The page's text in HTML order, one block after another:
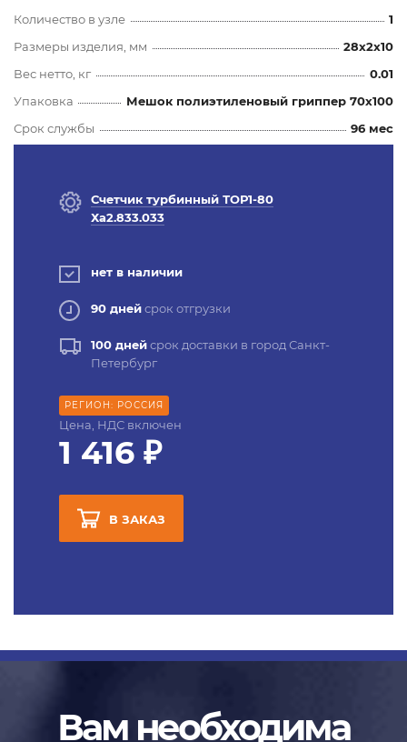
Количество в узле
1
Размеры изделия, мм
28x2x10
Вес нетто, кг
0.01
Упаковка
Мешок полиэтиленовый гриппер 70х100
Срок службы
96 мес
Счетчик турбинный ТОР1-80
Ха2.833.033
нет в наличии
90 днейсрок отгрузки
100 днейсрок доставки в город Санкт-
Петербург
РЕГИОН: РОССИЯ
Цена, НДС включен
1 416 ₽
В ЗАКАЗ
Вам необходима